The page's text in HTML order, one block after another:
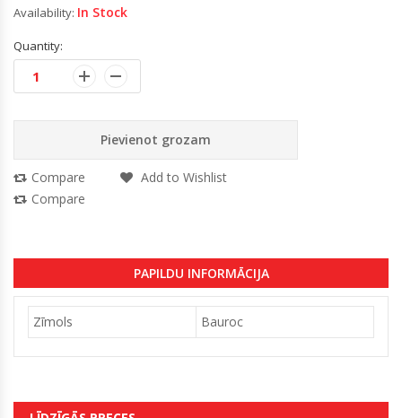
Availability: In Stock
Quantity:
Pievienot grozam
Compare
Add to Wishlist
Compare
PAPILDU INFORMĀCIJA
Zīmols Bauroc